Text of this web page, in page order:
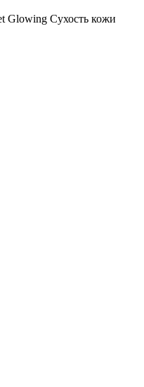
Glowing Сухость кожи